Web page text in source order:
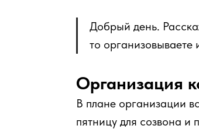
Добрый день.
то организовываете
Организация
В плане организации
пятницу для созвона и